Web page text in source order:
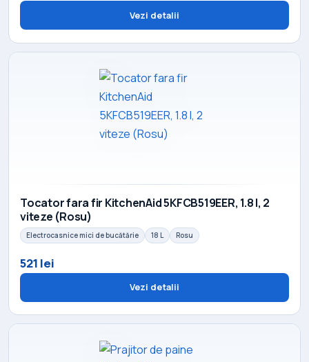
Vezi detalii
Tocator fara fir KitchenAid 5KFCB519EER, 1.8 l, 2
viteze (Rosu)
Electrocasnice mici de bucătărie 18 L Rosu
521 lei
Vezi detalii